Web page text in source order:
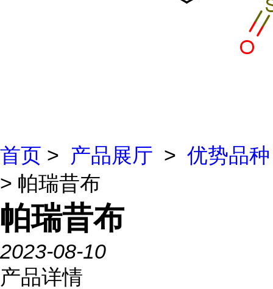
首页 > 产品展厅 > 优势品种
> 帕瑞昔布
帕瑞昔布
2023-08-10
产品详情